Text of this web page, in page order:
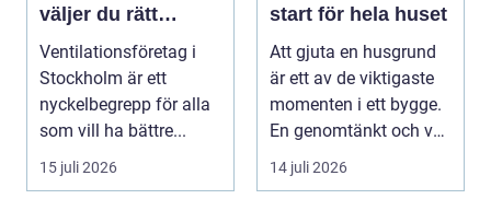
väljer du rätt
expert på frisk luft
Ventilationsföretag i
Stockholm är ett
nyckelbegrepp för alla
som vill ha bättre...
15 juli 2026
start för hela huset
Att gjuta en husgrund
är ett av de viktigaste
momenten i ett bygge.
En genomtänkt och väl
utförd gru...
14 juli 2026